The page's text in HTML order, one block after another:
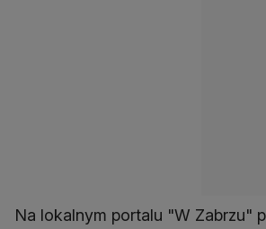
Na lokalnym portalu "W Zabrzu"